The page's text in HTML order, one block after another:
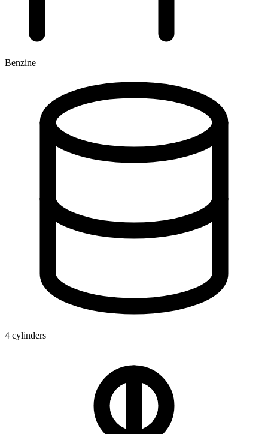
Benzine
4 cylinders